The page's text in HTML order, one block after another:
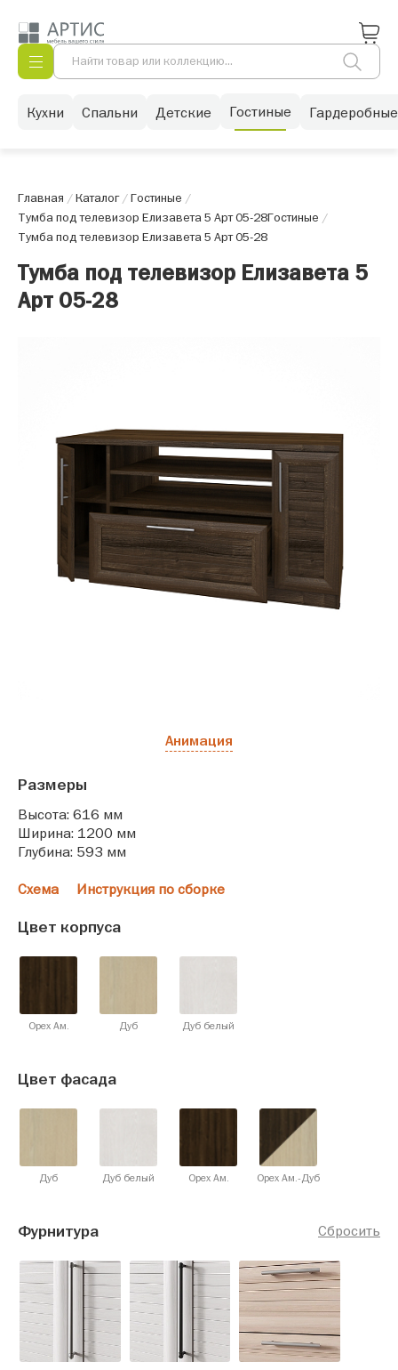
Кухни Спальни Детские Гостиные Гардеробные
Главная /Каталог/Гостиные /
Тумба под телевизор Елизавета 5 Арт 05-28Гостиные /
Тумба под телевизор Елизавета 5 Арт 05-28
Тумба под телевизор Елизавета 5
Арт 05-28
Анимация
Размеры
Высота: 616 мм
Ширина: 1200 мм
Глубина: 593 мм
Схема Инструкция по сборке
Цвет корпуса
Орех Ам. Дуб Дуб белый
Цвет фасада
Дуб Дуб белый Орех Ам. Орех Ам.-Дуб
Сбросить
Фурнитура